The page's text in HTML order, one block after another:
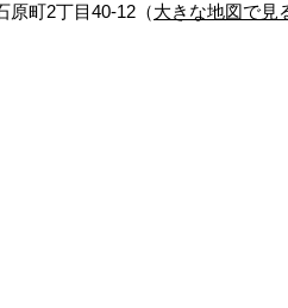
原町2丁目40-12（大きな地図で見